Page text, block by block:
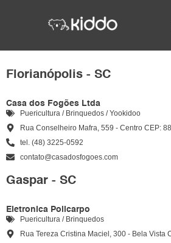
Florianópolis - SC
Casa dos Fogões Ltda
Puericultura / Brinquedos / Yookidoo
Rua Conselheiro Mafra, 559 - Centro CEP:
tel. (48) 3225-0592
contato@casadosfogoes.com
Gaspar - SC
Eletronica Policarpo
Puericultura / Brinquedos
Rua Tereza Cristina Maciel, 300 - Bela Vista